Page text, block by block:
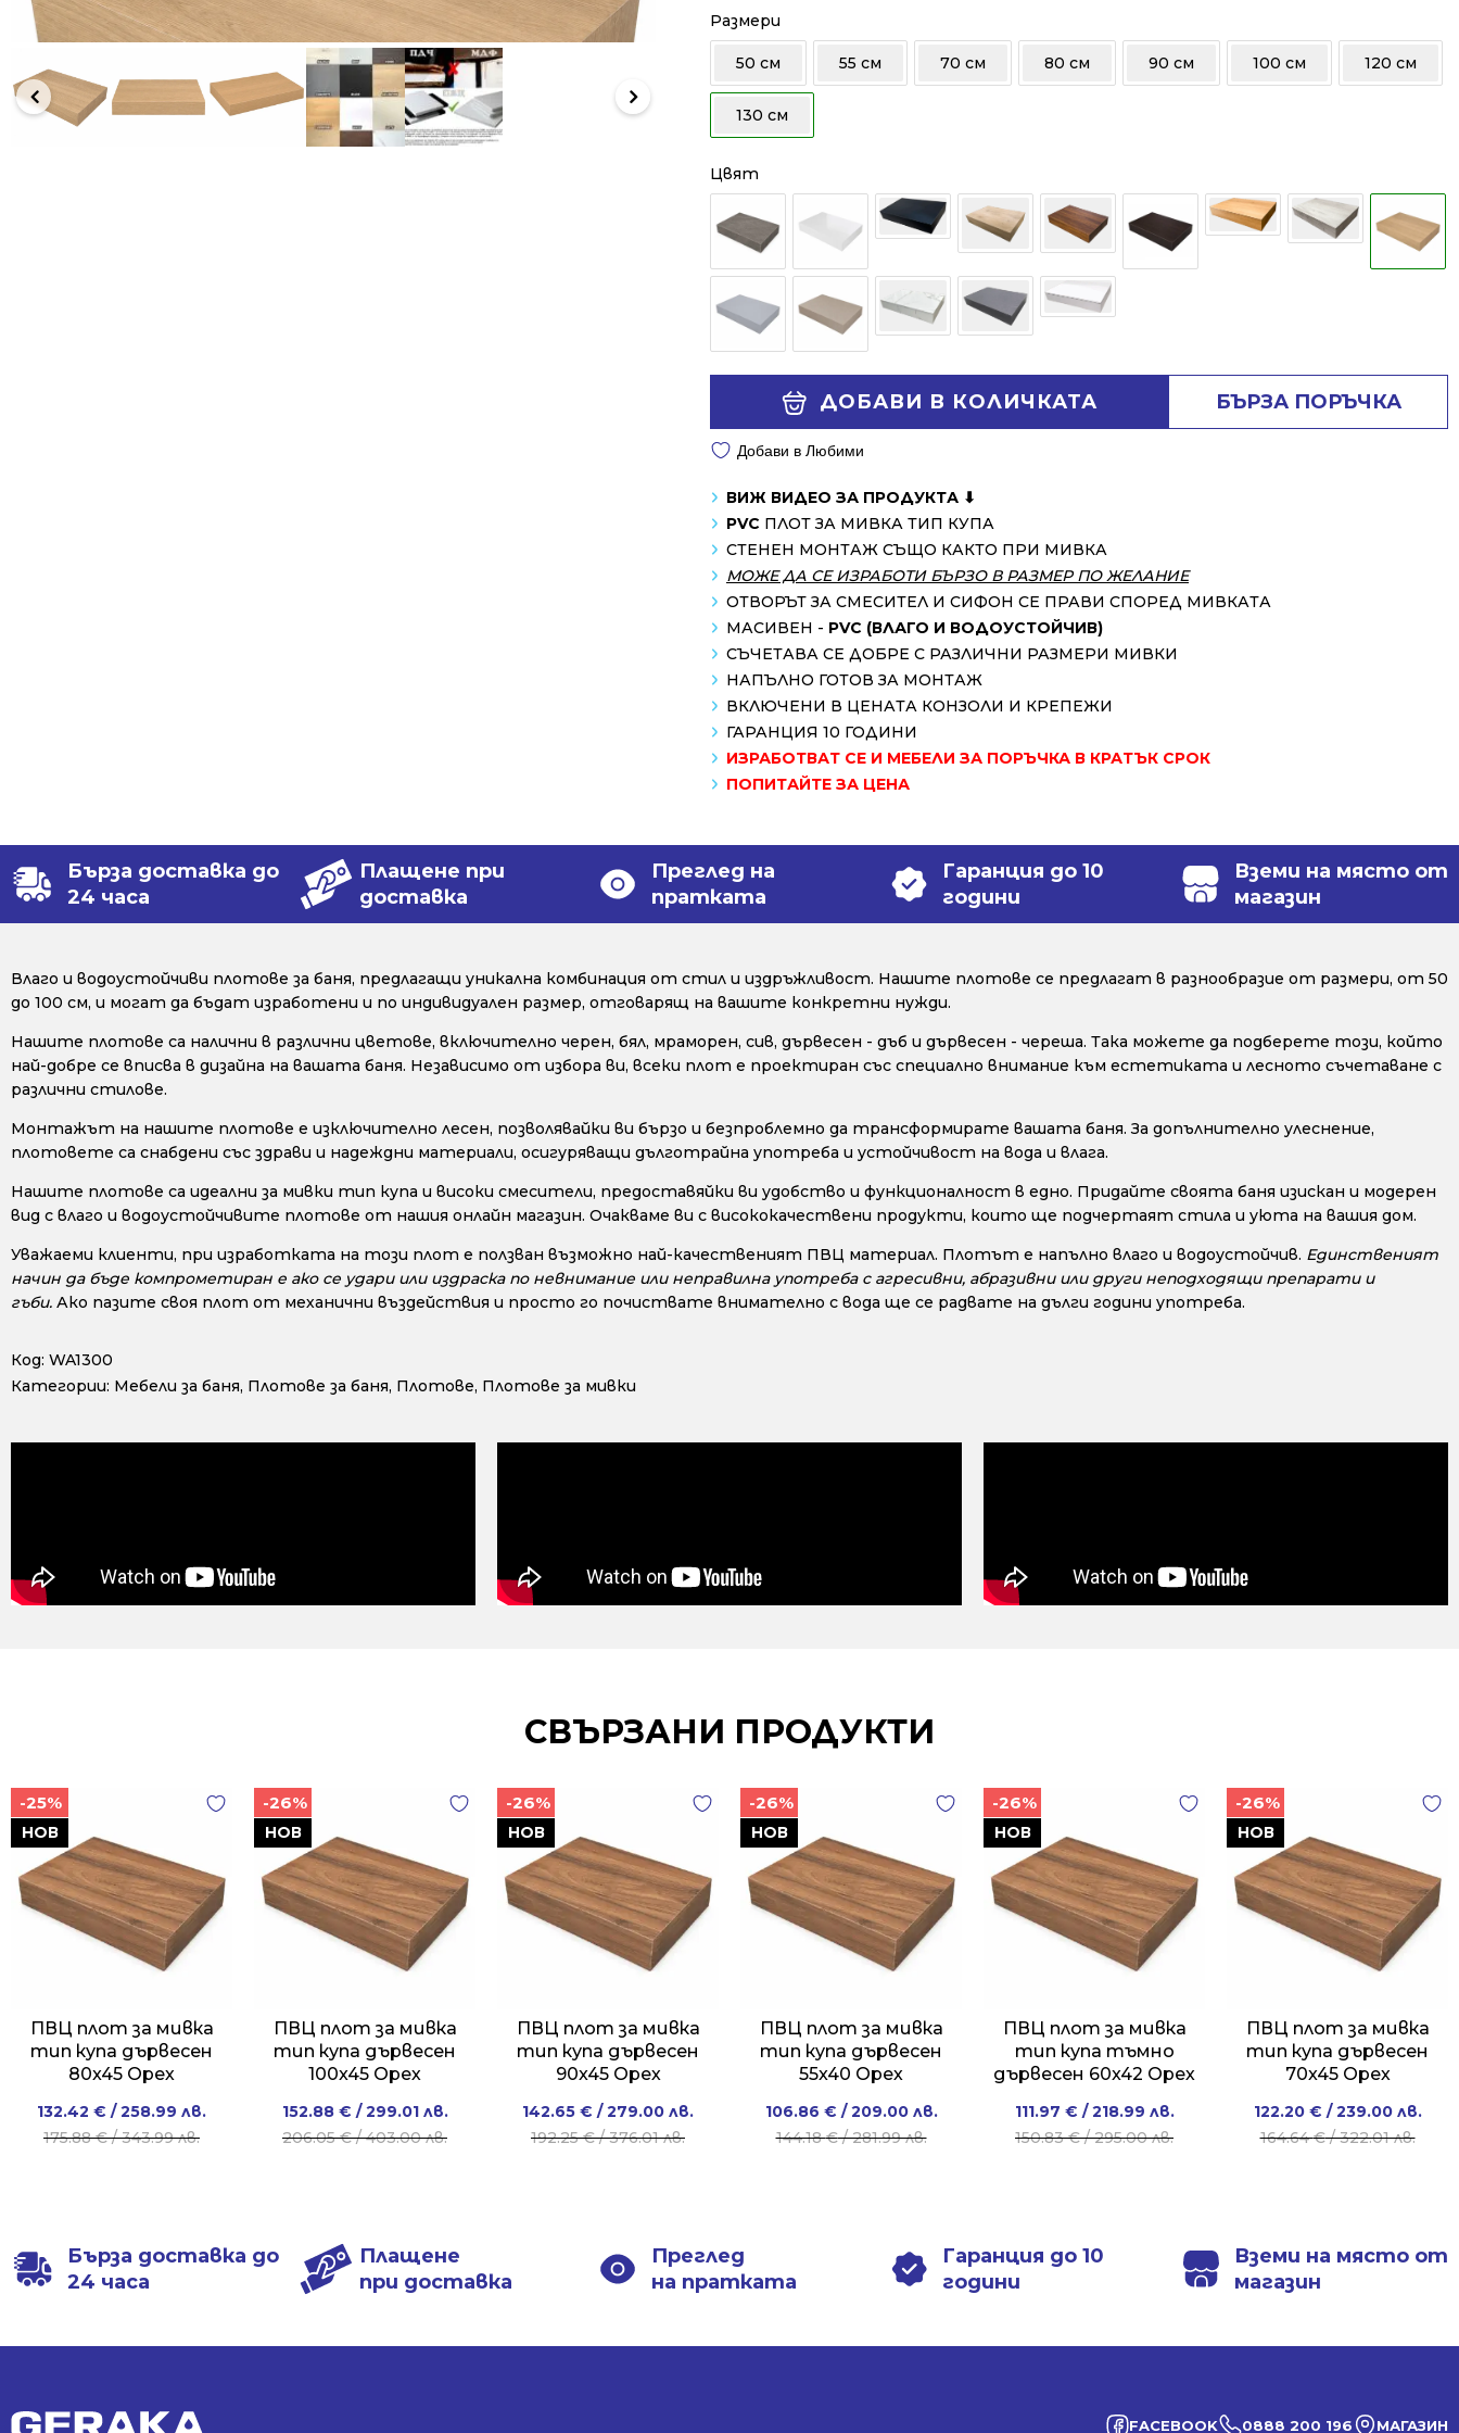
255.13 €
/
498.99 лв..
198.89 €
/
389.00 лв..
Размери
50 см 55 см 70 см 80 см 90 см 100 см 120 см
130 см
Цвят
ДОБАВИ В КОЛИЧКАТА БЪРЗА ПОРЪЧКА
Добави в Любими
ВИЖ ВИДЕО ЗА ПРОДУКТА ⬇
PVC ПЛОТ ЗА МИВКА ТИП КУПА
СТЕНЕН МОНТАЖ СЪЩО КАКТО ПРИ МИВКА
МОЖЕ ДА СЕ ИЗРАБОТИ БЪРЗО В РАЗМЕР ПО ЖЕЛАНИЕ
ОТВОРЪТ ЗА СМЕСИТЕЛ И СИФОН СЕ ПРАВИ СПОРЕД МИВКАТА
МАСИВЕН - PVC (ВЛАГО И ВОДОУСТОЙЧИВ)
СЪЧЕТАВА СЕ ДОБРЕ С РАЗЛИЧНИ РАЗМЕРИ МИВКИ
НАПЪЛНО ГОТОВ ЗА МОНТАЖ
ВКЛЮЧЕНИ В ЦЕНАТА КОНЗОЛИ И КРЕПЕЖИ
ГАРАНЦИЯ 10 ГОДИНИ
ИЗРАБОТВАТ СЕ И МЕБЕЛИ ЗА ПОРЪЧКА В КРАТЪК СРОК
ПОПИТАЙТЕ ЗА ЦЕНА
Бърза доставка до
24 часа
Плащене при
доставка
Преглед на
пратката
Гаранция до 10
години
Вземи на място от
магазин
Влаго и водоустойчиви плотове за баня, предлагащи уникална комбинация от стил и издръжливост. Нашите плотове се предлагат в разнообразие от размери, от 50
до 100 см, и могат да бъдат изработени и по индивидуален размер, отговарящ на вашите конкретни нужди.
Нашите плотове са налични в различни цветове, включително черен, бял, мраморен, сив, дървесен - дъб и дървесен - череша. Така можете да подберете този, който
най-добре се вписва в дизайна на вашата баня. Независимо от избора ви, всеки плот е проектиран със специално внимание към естетиката и лесното съчетаване с
различни стилове.
Монтажът на нашите плотове е изключително лесен, позволявайки ви бързо и безпроблемно да трансформирате вашата баня. За допълнително улеснение,
плотовете са снабдени със здрави и надеждни материали, осигуряващи дълготрайна употреба и устойчивост на вода и влага.
Нашите плотове са идеални за мивки тип купа и високи смесители, предоставяйки ви удобство и функционалност в едно. Придайте своята баня изискан и модерен
вид с влаго и водоустойчивите плотове от нашия онлайн магазин. Очакваме ви с висококачествени продукти, които ще подчертаят стила и уюта на вашия дом.
Уважаеми клиенти, при изработката на този плот е ползван възможно най-качественият ПВЦ материал. Плотът е напълно влаго и водоустойчив. Единственият
начин да бъде компрометиран е ако се удари или издраска по невнимание или неправилна употреба с агресивни, абразивни или други неподходящи препарати и
гъби. Ако пазите своя плот от механични въздействия и просто го почиствате внимателно с вода ще се радвате на дълги години употреба.
Код: WA1300
Категории: Мебели за баня, Плотове за баня, Плотове, Плотове за мивки
СВЪРЗАНИ ПРОДУКТИ
НОВ
-25%
ПВЦ плот за мивка
тип купа дървесен
80x45 Орех
175.88€/ 343.99 лв.
Original
price
132.42 € / 258.99 лв.
Current
price
НОВ
-26%
ПВЦ плот за мивка
тип купа дървесен
100x45 Орех
206.05€/ 403.00 лв.
Original
price
152.88 € / 299.01 лв.
Current
price
НОВ
-26%
ПВЦ плот за мивка
тип купа дървесен
90x45 Орех
192.25€/ 376.01 лв.
Original
price
142.65 € / 279.00 лв.
Current
price
НОВ
-26%
ПВЦ плот за мивка
тип купа дървесен
55x40 Орех
144.18€/ 281.99 лв.
Original
price
106.86 € / 209.00 лв.
Current
price
НОВ
-26%
ПВЦ плот за мивка
тип купа тъмно
дървесен 60x42 Орех
150.83€/ 295.00 лв.
Original
price
111.97 € / 218.99 лв.
Current
price
НОВ
-26%
ПВЦ плот за мивка
тип купа дървесен
70x45 Орех
164.64€/ 322.01 лв.
Original
price
122.20 € / 239.00 лв.
Current
price
Бърза доставка до
24 часа
Плащене
при доставка
Преглед
на пратката
Гаранция до 10
години
Вземи на място от
магазин
FACEBOOK 0888 200 196 МАГАЗИН